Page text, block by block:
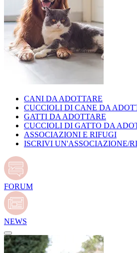
CANI DA ADOTTARE
CUCCIOLI DI CANE DA
GATTI DA ADOTTARE
CUCCIOLI DI GATTO DA
ASSOCIAZIONI E RIFUGI
ISCRIVI UN'ASSOCIAZIONE/
FORUM
NEWS